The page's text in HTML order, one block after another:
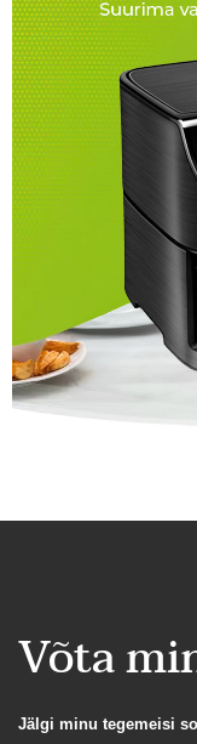
Võta
Jälgi minu tegemeisi